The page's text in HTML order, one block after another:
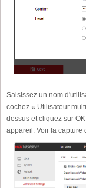
Saisissez un nom
cochez « Utilisateur
dessus et cliquez sur
appareil. Voir la capture